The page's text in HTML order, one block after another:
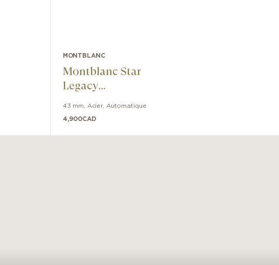
MONTBLANC
Montblanc Star
Legacy
43 mm Acier, Automatique
4,900CAD